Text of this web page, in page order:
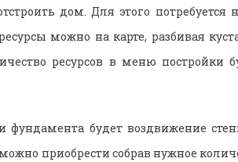
дом. Для этого
можно на карте, разбивая
ресурсов в меню постройки
будет воздвижение
приобрести собрав нужное